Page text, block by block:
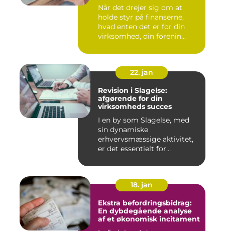
Når det drejer sig om at
holde styr på finanserne,
hvad enten det er for din
virksomhed, din forenin...
22. jan
Revision i Slagelse:
afgørende for din
virksomheds succes
I en by som Slagelse, med
sin dynamiske
erhvervsmæssige aktivitet,
er det essentielt for
18. jan
Ekstra befordringsbidrag:
En dybdegående analyse
af et økonomisk incitament